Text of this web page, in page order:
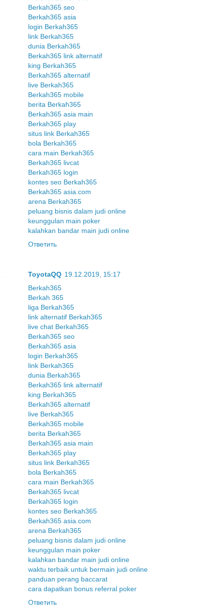
Berkah365 seo
Berkah365 asia
login Berkah365
link Berkah365
dunia Berkah365
Berkah365 link alternatif
king Berkah365
Berkah365 alternatif
live Berkah365
Berkah365 mobile
berita Berkah365
Berkah365 asia main
Berkah365 play
situs link Berkah365
bola Berkah365
cara main Berkah365
Berkah365 livcat
Berkah365 login
kontes seo Berkah365
Berkah365 asia.com
arena Berkah365
peluang bisnis dalam judi online
keunggulan main poker
kalahkan bandar main judi online
Ответить
ToyotaQQ 19.12.2019, 15:17
Berkah365
Berkah 365
liga Berkah365
link alternatif Berkah365
live chat Berkah365
Berkah365 seo
Berkah365 asia
login Berkah365
link Berkah365
dunia Berkah365
Berkah365 link alternatif
king Berkah365
Berkah365 alternatif
live Berkah365
Berkah365 mobile
berita Berkah365
Berkah365 asia main
Berkah365 play
situs link Berkah365
bola Berkah365
cara main Berkah365
Berkah365 livcat
Berkah365 login
kontes seo Berkah365
Berkah365 asia.com
arena Berkah365
peluang bisnis dalam judi online
keunggulan main poker
kalahkan bandar main judi online
waktu terbaik untuk bermain judi online
panduan perang baccarat
cara dapatkan bonus referral poker
Ответить